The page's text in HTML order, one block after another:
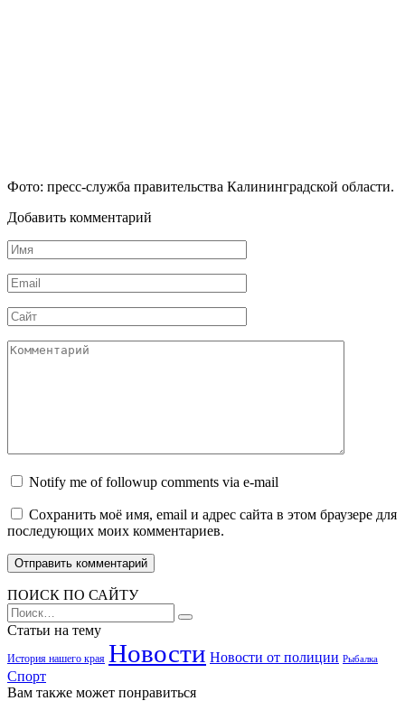
Фото: пресс-служба правительства Калининградской области.
Добавить комментарий
Имя
Email
Сайт
Комментарий
Notify me of followup comments via e-mail
Сохранить моё имя, email и адрес сайта в этом браузере для
последующих моих комментариев.
ПОИСК ПО САЙТУ
Search
for:
Статьи на тему
История нашего края Новости Новости от полиции Рыбалка
Спорт
Вам также может понравиться